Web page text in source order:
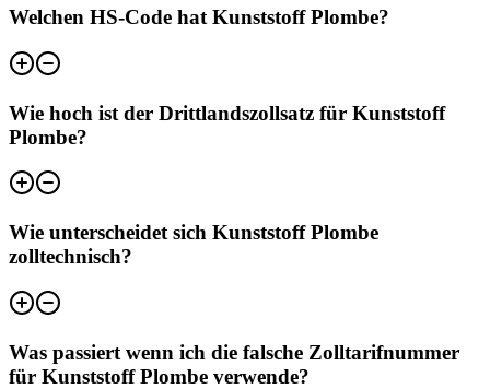
Welchen HS-Code hat Kunststoff Plombe?
Wie hoch ist der Drittlandszollsatz für Kunststoff
Plombe?
Wie unterscheidet sich Kunststoff Plombe
zolltechnisch?
Was passiert wenn ich die falsche Zolltarifnummer
für Kunststoff Plombe verwende?